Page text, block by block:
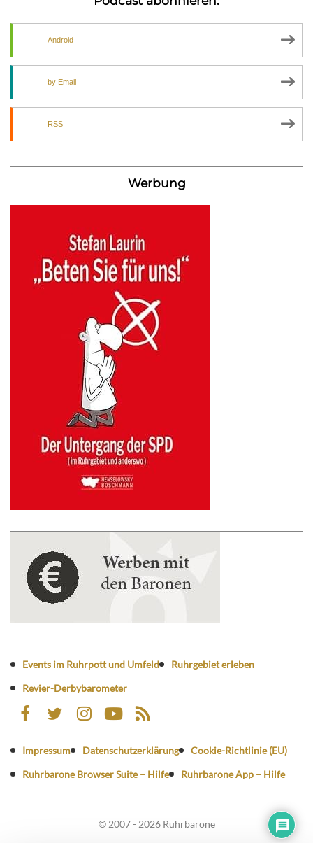
Android
by Email
RSS
Werbung
Events im Ruhrpott und Umfeld
Ruhrgebiet erleben
Revier-Derbybarometer
Impressum Datenschutzerklärung
Cookie-Richtlinie (EU)
Ruhrbarone Browser Suite – Hilfe
Ruhrbarone App – Hilfe
© 2007 - 2026 Ruhrbarone